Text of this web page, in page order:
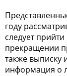
году
следует
прекращении
также выписку
информация о